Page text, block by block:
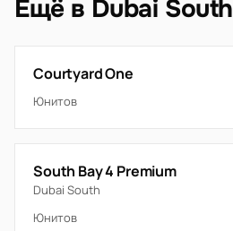
Ещё в Dubai South
Courtyard One
Юнитов
South Bay 4 Premium
Dubai South
Юнитов